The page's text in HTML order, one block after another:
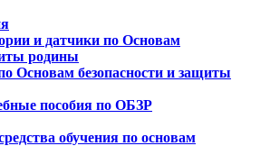
и датчики по Основам
родины
Основам безопасности и защиты
пособия по ОБЗР
обучения по основам